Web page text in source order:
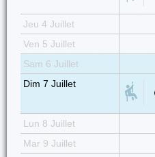
Jeu 4 Juillet
Ven 5 Juillet
Sam 6 Juillet
Dim 7 Juillet
Lun 8 Juillet
Mar 9 Juillet